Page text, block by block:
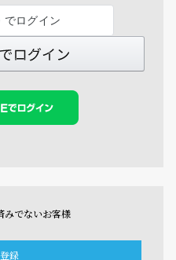
みでないお客様
録